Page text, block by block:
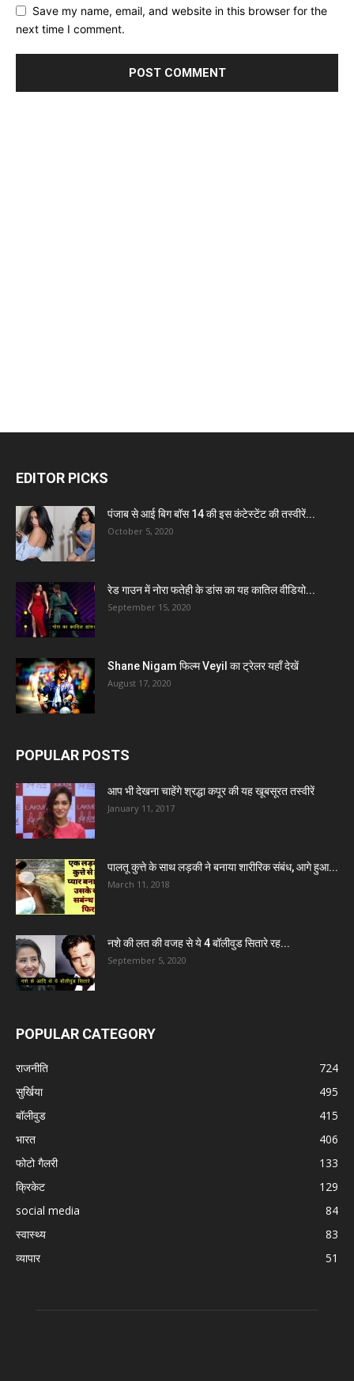
Save my name, email, and website in this browser for the
next time I comment.
EDITOR PICKS
पंजाब से आई बिग बॉस 14 की इस कंटेस्टेंट की तस्वीरें...
October 5, 2020
रेड गाउन में नोरा फतेही के डांस का यह कातिल वीडियो...
September 15, 2020
Shane Nigam फिल्म Veyil का ट्रेलर यहाँ देखें
August 17, 2020
POPULAR POSTS
आप भी देखना चाहेंगे श्रद्धा कपूर की यह खूबसूरत तस्वीरें
January 11, 2017
पालतू कुत्ते के साथ लड़की ने बनाया शारीरिक संबंध, आगे हुआ...
March 11, 2018
नशे की लत की वजह से ये 4 बॉलीवुड सितारे रह...
September 5, 2020
POPULAR CATEGORY
राजनीति
724
सुर्खिया
495
बॉलीवुड
415
भारत
406
फोटो गैलरी
133
क्रिकेट
129
social media
84
स्वास्थ्य
83
व्यापार
51